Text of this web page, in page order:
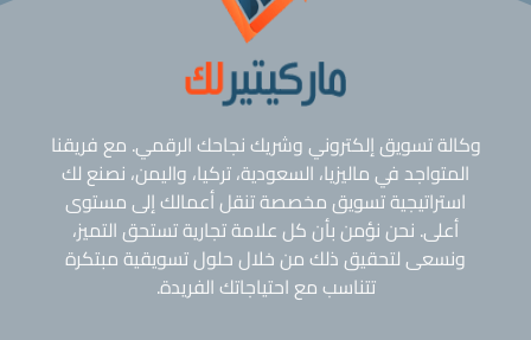
وكالة تسويق إلكتروني وشريك نجاحك الرقمي. مع فريقنا
المتواجد في ماليزيا، السعودية، تركيا، واليمن، نصنع لك
استراتيجية تسويق مخصصة تنقل أعمالك إلى مستوى
أعلى. نحن نؤمن بأن كل علامة تجارية تستحق التميز،
ونسعى لتحقيق ذلك من خلال حلول تسويقية مبتكرة
تتناسب مع احتياجاتك الفريدة.